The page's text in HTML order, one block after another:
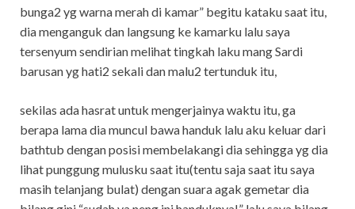
bunga2 yg warna merah di kamar” begitu kataku saat itu,
dia menganguk dan langsung ke kamarku lalu saya
tersenyum sendirian melihat tingkah laku mang Sardi
barusan yg hati2 sekali dan malu2 tertunduk itu,
sekilas ada hasrat untuk mengerjainya waktu itu, ga
berapa lama dia muncul bawa handuk lalu aku keluar dari
bathtub dengan posisi membelakangi dia sehingga yg dia
lihat punggung mulusku saat itu(tentu saja saat itu saya
masih telanjang bulat) dengan suara agak gemetar dia